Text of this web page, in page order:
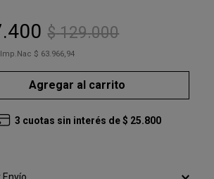
.400 $ 129.000
$ 63.966,94
Agregar al carrito
3 cuotas sin interés de $ 25.800